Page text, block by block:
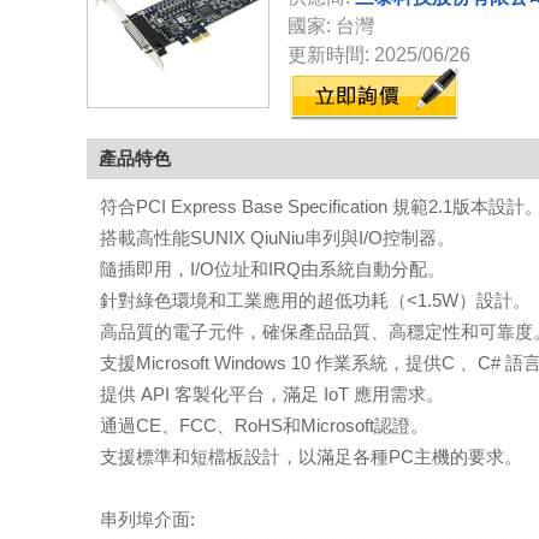
國家: 台灣
更新時間: 2025/06/26
產品特色
符合PCI Express Base Specification 規範2.1版本設計。
搭載高性能SUNIX QiuNiu串列與I/O控制器。
隨插即用，I/O位址和IRQ由系統自動分配。
針對綠色環境和工業應用的超低功耗（<1.5W）設計。
高品質的電子元件，確保產品品質、高穩定性和可靠度
支援Microsoft Windows 10 作業系統，提供C 、C# 語言
提供 API 客製化平台，滿足 IoT 應用需求。
通過CE、FCC、RoHS和Microsoft認證。
支援標準和短檔板設計，以滿足各種PC主機的要求。
串列埠介面: